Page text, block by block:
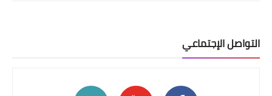
التواصل الإجتماعي